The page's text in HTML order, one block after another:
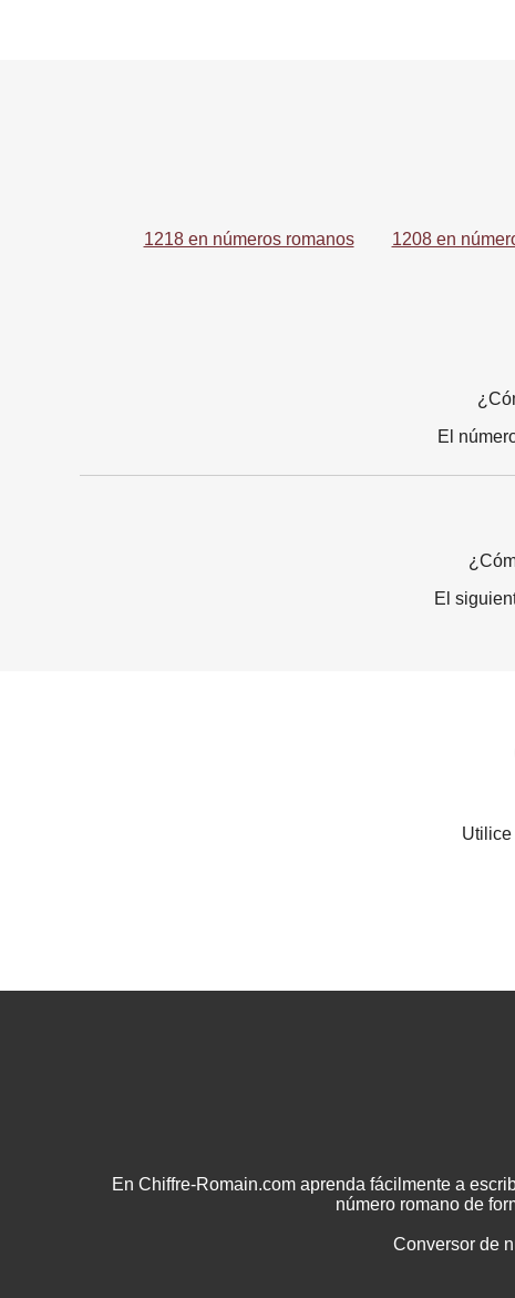
1218 en números romanos 1208 en
El
El
Utilice
En Chiffre-Romain.com aprenda fácilmente a
número romano de
Conversor de